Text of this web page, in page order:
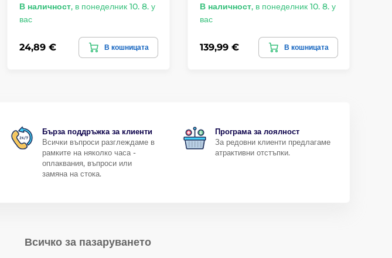
В наличност, в понеделник 10. 8. у
вас
24,89 € В кошницата
В наличност, в понеделник 10. 8. у
вас
139,99 € В кошницата
Бърза поддръжка за клиенти
Всички въпроси разглеждаме в
рамките на няколко часа -
оплаквания, въпроси или
замяна на стока.
Програма за лоялност
За редовни клиенти предлагаме
атрактивни отстъпки.
Всичко за пазаруването